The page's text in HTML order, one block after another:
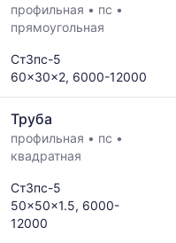
профильная • пс •
прямоугольная
Ст3пс-5
60x30x2, 6000-12000
Труба
профильная • пс •
квадратная
Ст3пс-5
50x50x1.5, 6000-
12000